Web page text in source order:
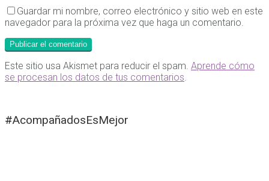
Guardar mi nombre, correo electrónico y sitio web en este
navegador para la próxima vez que haga un comentario.
Este sitio usa Akismet para reducir el spam. Aprende cómo
se procesan los datos de tus comentarios
#AcompañadosEsMejor